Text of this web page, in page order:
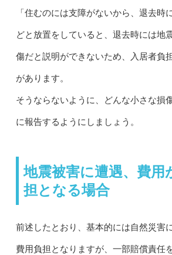
「住むのには支障がないから、退去時
どと放置をしていると、退去時には地
傷だと説明ができないため、入居者負
があります。
そうならないように、どんな小さな損
に報告するようにしましょう。
地震被害に遭遇、費用
担となる場合
前述したとおり、基本的には自然災害
費用負担となりますが、一部賠償責任